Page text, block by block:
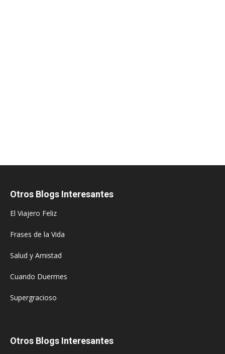
Otros Blogs Interesantes
El Viajero Feliz
Frases de la Vida
Salud y Amistad
Cuando Duermes
Supergracioso
Otros Blogs Interesantes